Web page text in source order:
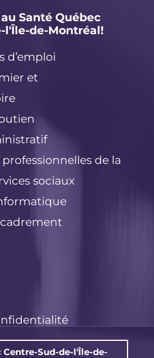
o
o
k
Santé Québec
l'Île-de-Montréal!
d’emploi
et
de la
sociaux
Centre-Sud-de-l'Île-de-